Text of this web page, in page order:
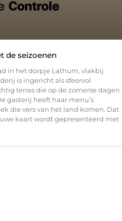
de seizoenen
in het dorpje Lathum, vlakbij
is ingericht als sfeervol
terras die op de zomerse dagen
gasterij heeft haar menu’s
die vers van het land komen. Dat
kaart wordt gepresenteerd met